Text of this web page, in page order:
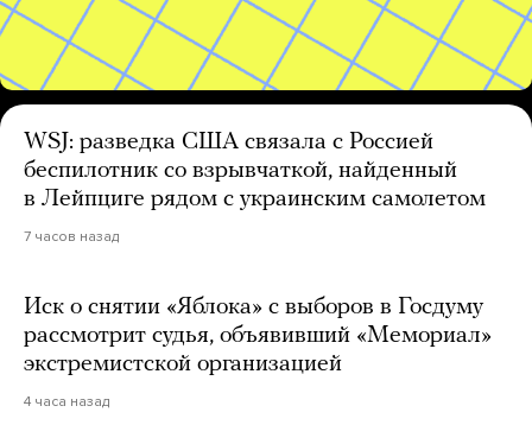
WSJ: разведка США связала с Россией
беспилотник со взрывчаткой, найденный
в Лейпциге рядом с украинским самолетом
7 часов назад
Иск о снятии «Яблока» с выборов в Госдуму
рассмотрит судья, объявивший «Мемориал»
экстремистской организацией
4 часа назад